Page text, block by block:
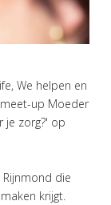
We helpen en
up Moeder
je zorg?' op
die
krijgt.